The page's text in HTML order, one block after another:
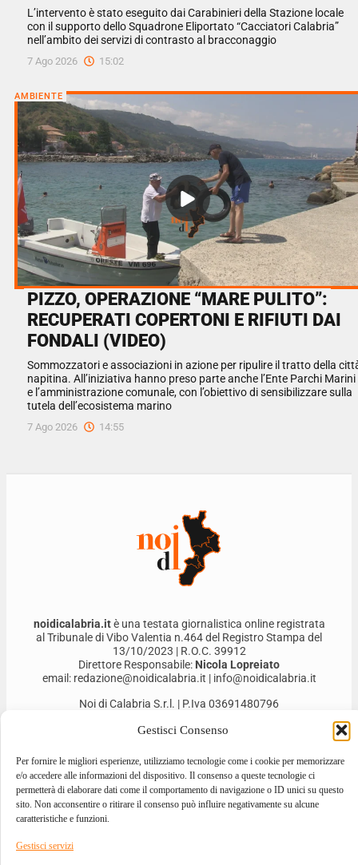
Gestisci Consenso
Per fornire le migliori esperienze, utilizziamo tecnologie come i cookie per memorizzare
e/o accedere alle informazioni del dispositivo. Il consenso a queste tecnologie ci
permetterà di elaborare dati come il comportamento di navigazione o ID unici su questo
sito. Non acconsentire o ritirare il consenso può influire negativamente su alcune
caratteristiche e funzioni.
Gestisci servizi
L’intervento è stato eseguito dai Carabinieri della Stazione locale
con il supporto dello Squadrone Eliportato “Cacciatori Calabria”
nell’ambito dei servizi di contrasto al bracconaggio
7 Ago 2026 15:02
AMBIENTE
PIZZO, OPERAZIONE “MARE PULITO”:
RECUPERATI COPERTONI E RIFIUTI DAI
FONDALI (VIDEO)
Sommozzatori e associazioni in azione per ripulire il tratto della
napitina. All’iniziativa hanno preso parte anche l’Ente Parchi Marini
e l’amministrazione comunale, con l’obiettivo di sensibilizzare sulla
tutela dell’ecosistema marino
7 Ago 2026 14:55
noidicalabria.itè una testata giornalistica online registrata
al Tribunale di Vibo Valentia n.464 del Registro Stampa del
13/10/2023 | R.O.C. 39912
Direttore Responsabile: Nicola Lopreiato
email: redazione@noidicalabria.it | info@noidicalabria.it
Noi di Calabria S.r.l. | P.Iva 03691480796